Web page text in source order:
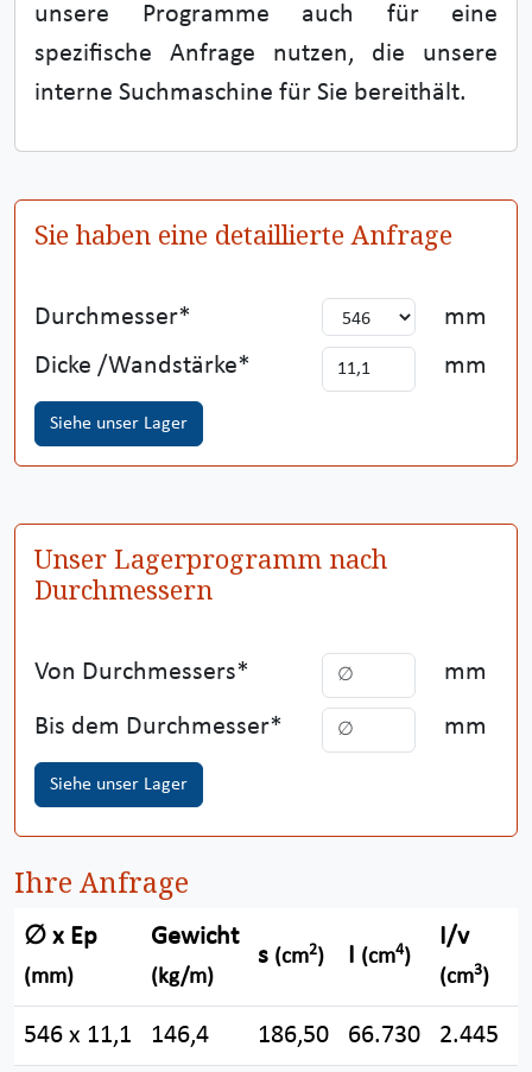
unsere Programme auch für eine
spezifische Anfrage nutzen, die unsere
interne Suchmaschine für Sie bereithält.
Sie haben eine detaillierte Anfrage
Durchmesser
mm
Dicke /Wandstärke
mm
Siehe unser Lager
Unser Lagerprogramm nach
Durchmessern
Von Durchmessers
mm
Bis dem Durchmesser
mm
Siehe unser Lager
Ihre Anfrage
∅ x Ep
(mm)
Gewicht
(kg/m)
s (cm2) I (cm4)
I/v
(cm3)
546 x 11,1 146,4 186,50 66.730 2.445